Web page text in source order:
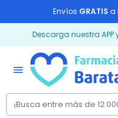
Envíos GRATIS a
Descarga nuestra
menu